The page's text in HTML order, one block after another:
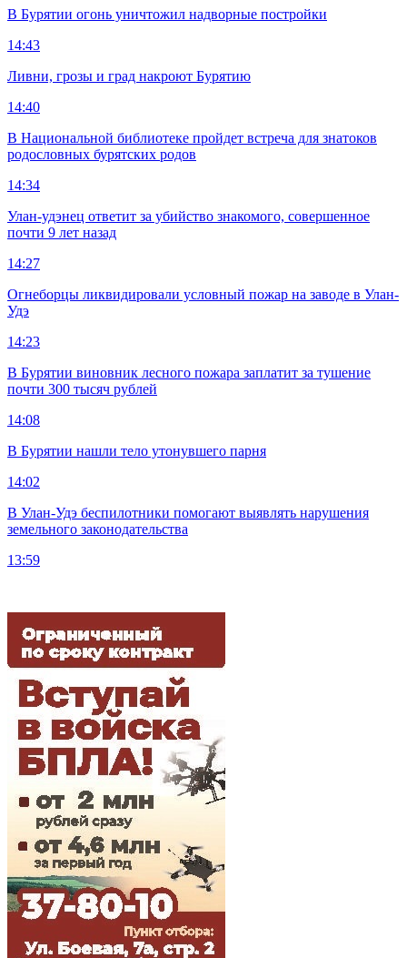
В Бурятии огонь уничтожил надворные постройки
14:43
Ливни, грозы и град накроют Бурятию
14:40
В Национальной библиотеке пройдет встреча для знатоков
родословных бурятских родов
14:34
Улан-удэнец ответит за убийство знакомого, совершенное
почти 9 лет назад
14:27
Огнеборцы ликвидировали условный пожар на заводе в Улан-
Удэ
14:23
В Бурятии виновник лесного пожара заплатит за тушение
почти 300 тысяч рублей
14:08
В Бурятии нашли тело утонувшего парня
14:02
В Улан-Удэ беспилотники помогают выявлять нарушения
земельного законодательства
13:59